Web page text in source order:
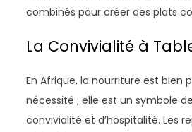
combinés pour créer des plats
La Convivialité à
En Afrique, la nourriture est bien
nécessité ; elle est un symbole
convivialité et d’hospitalité. Les